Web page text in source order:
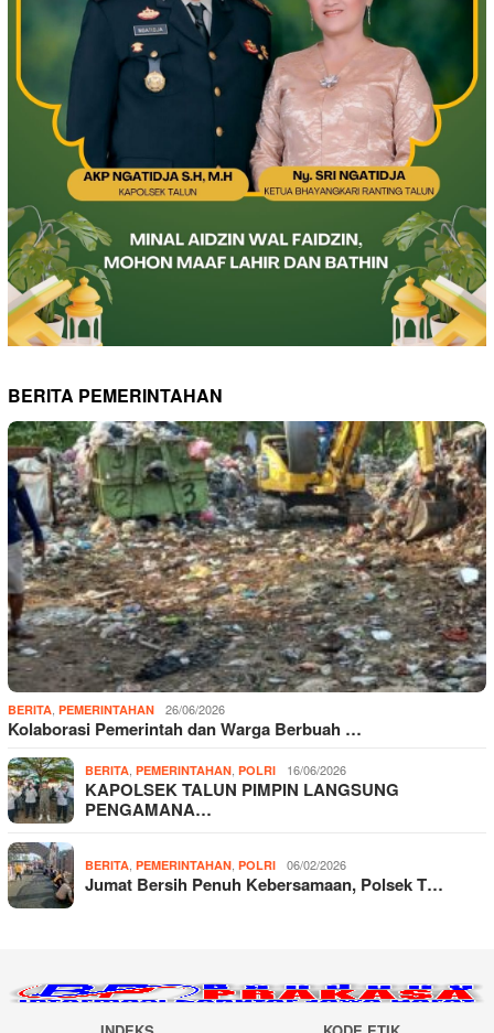
BERITA PEMERINTAHAN
BERITA, PEMERINTAHAN 26/06/2026
Kolaborasi Pemerintah dan Warga Berbuah …
BERITA, PEMERINTAHAN, POLRI 16/06/2026
KAPOLSEK TALUN PIMPIN LANGSUNG
PENGAMANA…
BERITA, PEMERINTAHAN, POLRI 06/02/2026
Jumat Bersih Penuh Kebersamaan, Polsek T…